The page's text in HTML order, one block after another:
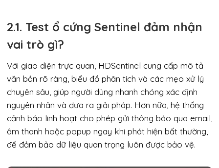
2.1. Test ổ cứng Sentinel đảm nhận
vai trò gì?
Với giao diện trực quan, HDSentinel cung cấp mô tả
văn bản rõ ràng, biểu đồ phân tích và các mẹo xử lý
chuyên sâu, giúp người dùng nhanh chóng xác định
nguyên nhân và đưa ra giải pháp. Hơn nữa, hệ thống
cảnh báo linh hoạt cho phép gửi thông báo qua email,
âm thanh hoặc popup ngay khi phát hiện bất thường,
để đảm bảo dữ liệu quan trọng luôn được bảo vệ.